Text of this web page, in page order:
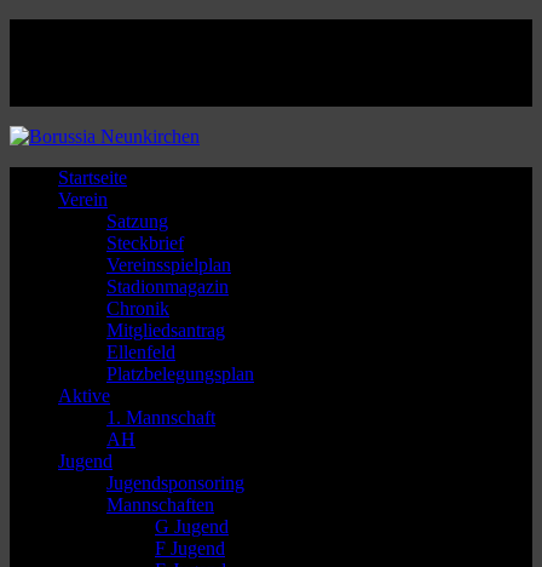
Startseite
Verein
Satzung
Steckbrief
Vereinsspielplan
Stadionmagazin
Chronik
Mitgliedsantrag
Ellenfeld
Platzbelegungsplan
Aktive
1. Mannschaft
AH
Jugend
Jugendsponsoring
Mannschaften
G Jugend
F Jugend